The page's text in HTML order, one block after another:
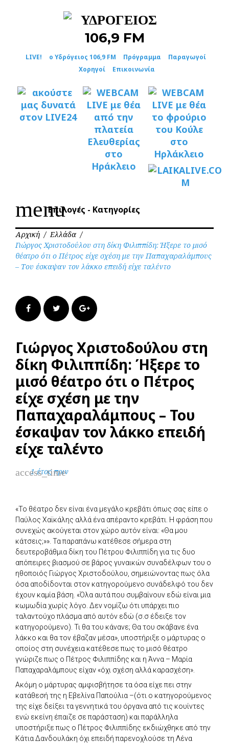
LIVE! ο Υδρόγειος 106,9 FM Πρόγραμμα
Παραγωγοί
Χορηγοί
Επικοινωνία
menuΕπιλογές - Κατηγορίες
Αρχική / Ελλάδα /
Γιώργος Χριστοδούλου στη δίκη Φιλιππίδη: Ήξερε το μισό
θέατρο ότι ο Πέτρος είχε σχέση με την Παπαχαραλάμπους
– Του έσκαψαν τον λάκκο επειδή είχε ταλέντο
FacebookTwitter Google+
Γιώργος Χριστοδούλου στη
δίκη Φιλιππίδη: Ήξερε το
μισό θέατρο ότι ο Πέτρος
είχε σχέση με την
Παπαχαραλάμπους – Του
έσκαψαν τον λάκκο επειδή
είχε ταλέντο
access_time
1 έτος πριν
«Το θέατρο δεν είναι ένα μεγάλο κρεβάτι όπως σας είπε ο
Παύλος Χαϊκάλης αλλά ένα απέραντο κρεβάτι. Η φράση που
συνεχώς ακούγεται στον χώρο αυτόν είναι: «Θα μου
κάτσεις;»». Τα παραπάνω κατέθεσε σήμερα στη
δευτεροβάθμια δίκη του Πέτρου Φιλιππίδη για τις δυο
απόπειρες βιασμού σε βάρος γυναικών συναδέλφων του ο
ηθοποιός Γιώργος Χριστοδούλου, σημειώνοντας πως όλα
όσα αποδίδονται στον κατηγορούμενο συνάδελφό του δεν
έχουν καμία βάση. «Όλα αυτά που συμβαίνουν εδώ είναι μια
κωμωδία χωρίς λόγο. Δεν νομίζω ότι υπάρχει πιο
ταλαντούχο πλάσμα από αυτόν εδώ (σ.σ έδειξε τον
κατηγορούμενο). Τι θα του κάνανε; Θα του σκάβανε ένα
λάκκο και θα τον έβαζαν μέσα», υποστήριξε ο μάρτυρας ο
οποίος στη συνέχεια κατέθεσε πως το μισό θέατρο
γνώριζε πως ο Πέτρος Φιλιππίδης και η Άννα – Μαρία
Παπαχαραλάμπους είχαν «όχι σχέση αλλά καρασχέση».
Ακόμη ο μάρτυρας αμφισβήτησε τα όσα είχε πει στην
κατάθεσή της η Εβελίνα Παπούλια –(ότι ο κατηγορούμενος
της είχε δείξει τα γεννητικά του όργανα από τις κουίντες
ενώ εκείνη έπαιζε σε παράσταση) και παράλληλα
υποστήριξε πως ο Πέτρος Φιλιππίδης εκδιώχθηκε από την
Κάτια Δανδουλάκη όχι επειδή παρενοχλούσε τη Λένα